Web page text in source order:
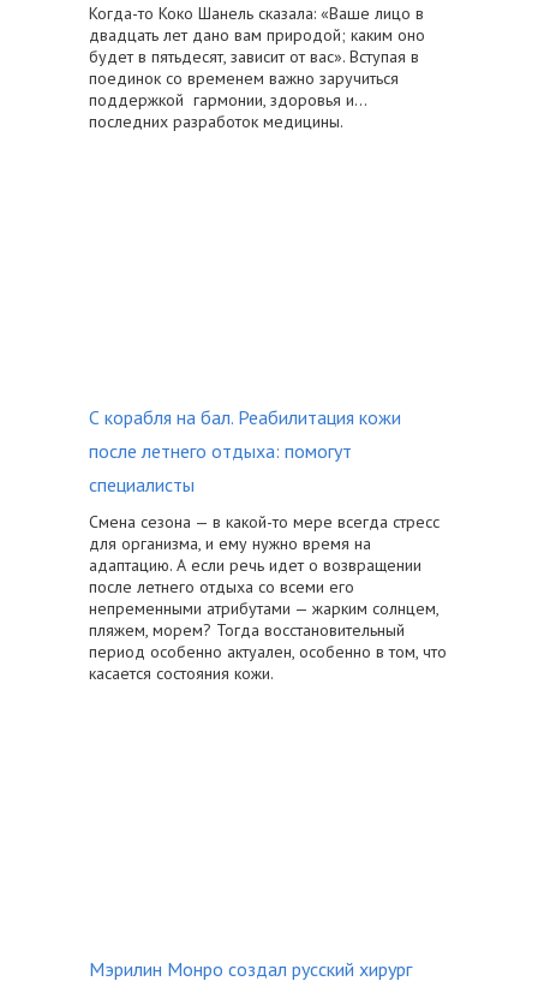
Когда-то Коко Шанель сказала: «Ваше лицо в
двадцать лет дано вам природой; каким оно
будет в пятьдесят, зависит от вас». Вступая в
поединок со временем важно заручиться
поддержкой гармонии, здоровья и...
последних разработок медицины.
С корабля на бал. Реабилитация кожи
после летнего отдыха: помогут
специалисты
Смена сезона — в какой-то мере всегда стресс
для организма, и ему нужно время на
адаптацию. А если речь идет о возвращении
после летнего отдыха со всеми его
непременными атрибутами — жарким солнцем,
пляжем, морем? Тогда восстановительный
период особенно актуален, особенно в том, что
касается состояния кожи.
Мэрилин Монро создал русский хирург